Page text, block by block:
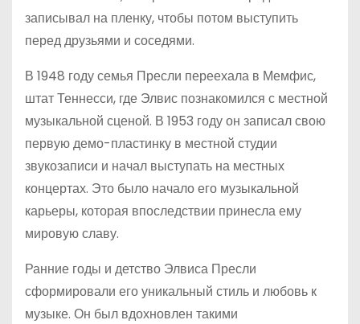
записывал на пленку, чтобы потом выступить
перед друзьями и соседями.
В 1948 году семья Пресли переехала в Мемфис,
штат Теннесси, где Элвис познакомился с местной
музыкальной сценой. В 1953 году он записал свою
первую демо-пластинку в местной студии
звукозаписи и начал выступать на местных
концертах. Это было начало его музыкальной
карьеры, которая впоследствии принесла ему
мировую славу.
Ранние годы и детство Элвиса Пресли
сформировали его уникальный стиль и любовь к
музыке. Он был вдохновлен такими